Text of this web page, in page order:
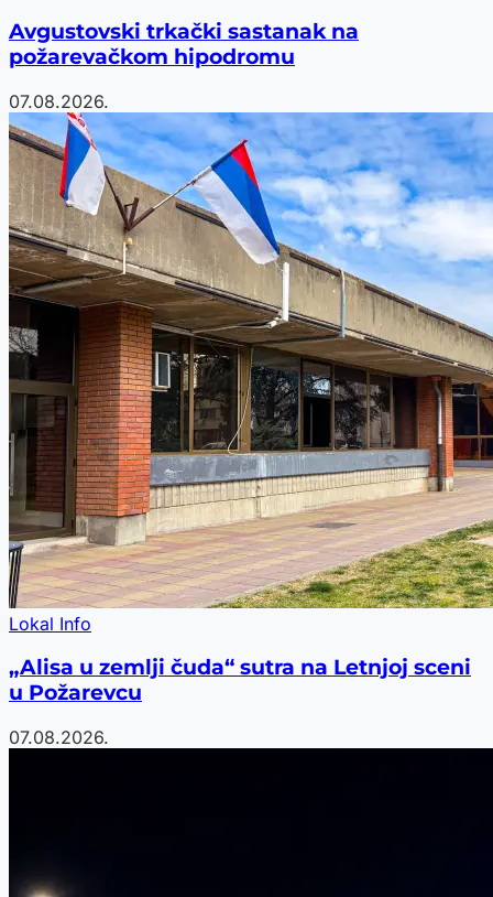
Avgustovski trkački sastanak na
požarevačkom hipodromu
07.08.2026.
Lokal Info
„Alisa u zemlji čuda“ sutra na Letnjoj sceni
u Požarevcu
07.08.2026.